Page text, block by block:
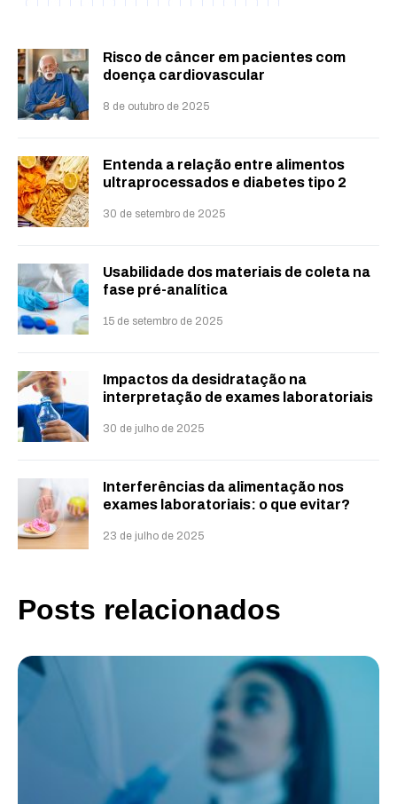
Risco de câncer em pacientes com
doença cardiovascular
8 de outubro de 2025
Entenda a relação entre alimentos
ultraprocessados e diabetes tipo 2
30 de setembro de 2025
Usabilidade dos materiais de coleta na
fase pré-analítica
15 de setembro de 2025
Impactos da desidratação na
interpretação de exames laboratoriais
30 de julho de 2025
Interferências da alimentação nos
exames laboratoriais: o que evitar?
23 de julho de 2025
Posts relacionados